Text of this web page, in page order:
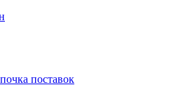
поставок